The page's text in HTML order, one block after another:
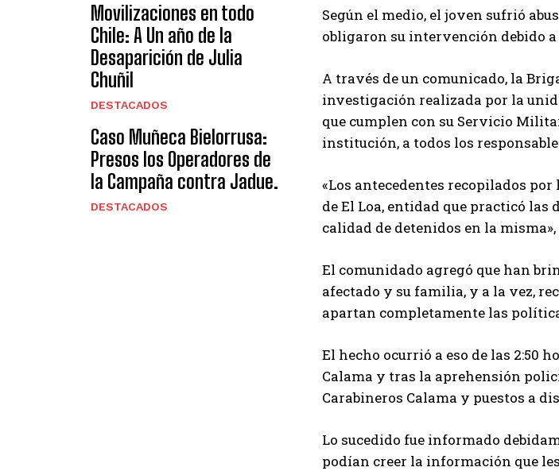
Movilizaciones en todo
Chile: A Un año de la
Desaparición de Julia
Chuñil
DESTACADOS
Caso Muñeca Bielorrusa:
Presos los Operadores de
la Campaña contra Jadue.
DESTACADOS
Según el medio, el joven sufrió
obligaron su intervención debido
A través de un comunicado, la
investigación realizada por la
que cumplen con su Servicio
institución, a todos los
«Los antecedentes recopilados
de El Loa, entidad que practicó
calidad de detenidos en la
El comunidado agregó que han
afectado y su familia, y a la vez,
apartan completamente las
El hecho ocurrió a eso de las 2:50
Calama y tras la aprehensión
Carabineros Calama y puestos a
Lo sucedido fue informado
podían creer la información que